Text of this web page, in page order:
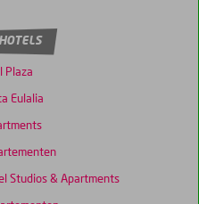
Plaza
Eulalia
Studios & Apartments